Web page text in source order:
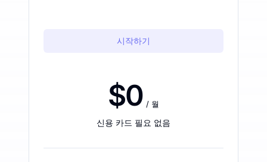
시작하기
$0 / 월
신용 카드 필요 없음